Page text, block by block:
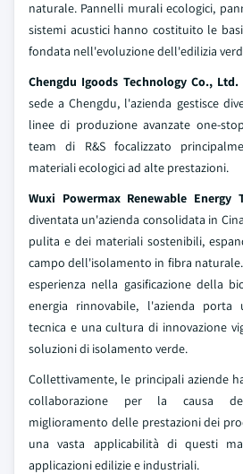
naturale. Pannelli murali ecologici,
sistemi acustici hanno costituito le
fondata nell'evoluzione dell'edilizia
Chengdu Igoods Technology Co., Ltd.
sede a Chengdu, l'azienda gestisce
linee di produzione avanzate one-
team di R&S focalizzato
materiali ecologici ad alte prestazioni.
Wuxi Powermax Renewable Energy
diventata un'azienda consolidata in
pulita e dei materiali sostenibili,
campo dell'isolamento in fibra
esperienza nella gasificazione della
energia rinnovabile, l'azienda porta
tecnica e una cultura di innovazione
soluzioni di isolamento verde.
Collettivamente, le principali aziende
collaborazione per la causa
miglioramento delle prestazioni dei
una vasta applicabilità di questi
applicazioni edilizie e industriali.